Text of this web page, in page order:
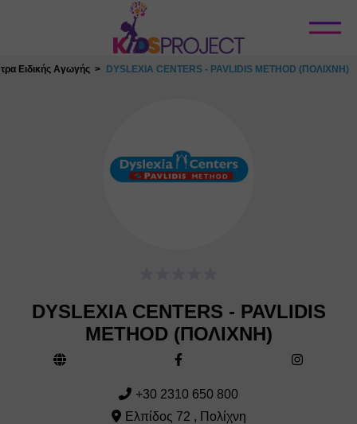
Κλείσιμο
Ειδικής Αγωγής DYSLEXIA CENTERS - PAVLIDIS METHOD (ΠΟΛΙΧΝΗ)
DYSLEXIA CENTERS - PAVLIDIS
METHOD (ΠΟΛΙΧΝΗ)
+30 2310 650 800
Ελπίδος 72 , Πολίχνη